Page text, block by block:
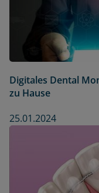
Digitales Dental
zu Hause
25.01.2024